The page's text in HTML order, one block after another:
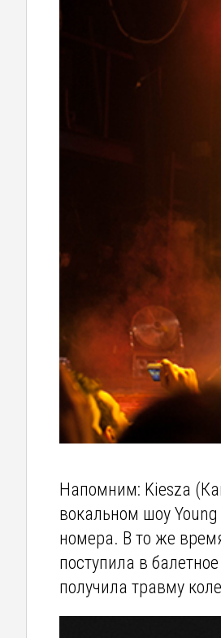
Напомним: Kiesza
вокальном шоу
номера. В то же
поступила в
получила травму